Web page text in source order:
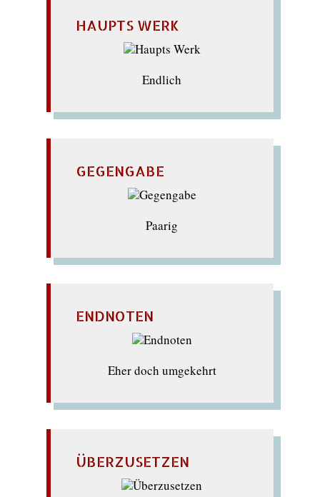
HAUPTS WERK
Endlich
GEGENGABE
Paarig
ENDNOTEN
Eher doch umgekehrt
ÜBERZUSETZEN